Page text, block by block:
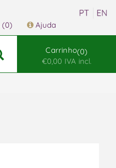
(0) Ajuda
Carrinho 0
€0,00 IVA incl.